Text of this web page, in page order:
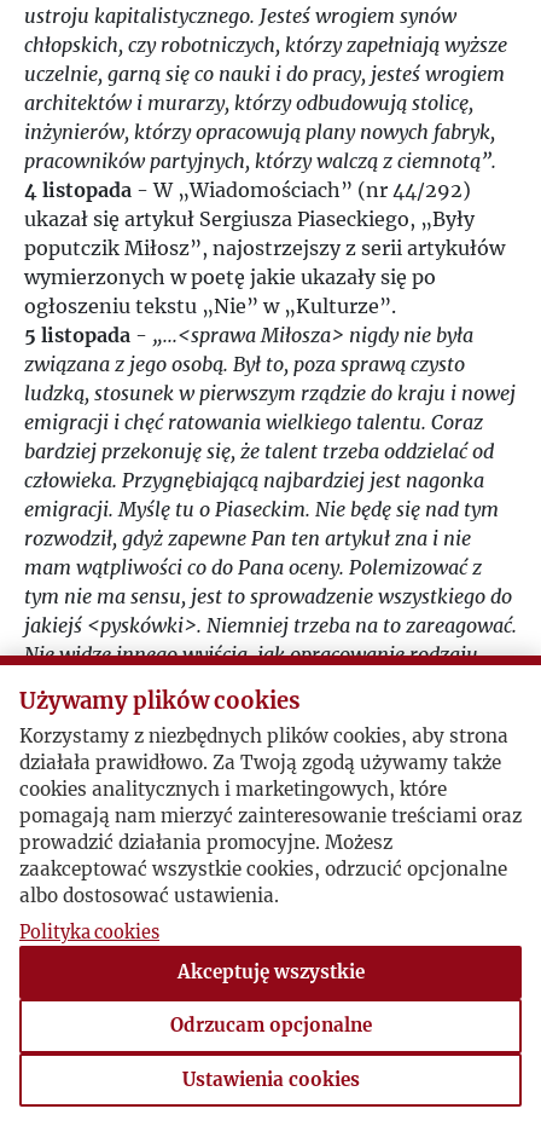
ustroju kapitalistycznego. Jesteś wrogiem synów
chłopskich, czy robotniczych, którzy zapełniają wyższe
uczelnie, garną się co nauki i do pracy, jesteś wrogiem
architektów i murarzy, którzy odbudowują stolicę,
inżynierów, którzy opracowują plany nowych fabryk,
pracowników partyjnych, którzy walczą z ciemnotą”.
4 listopada - W „Wiadomościach” (nr 44/292)
ukazał się artykuł Sergiusza Piaseckiego, „Były
poputczik Miłosz”, najostrzejszy z serii artykułów
wymierzonych w poetę jakie ukazały się po
ogłoszeniu tekstu „Nie” w „Kulturze”.
5 listopada - „...<sprawa Miłosza> nigdy nie była
związana z jego osobą. Był to, poza sprawą czysto
ludzką, stosunek w pierwszym rządzie do kraju i nowej
emigracji i chęć ratowania wielkiego talentu. Coraz
bardziej przekonuję się, że talent trzeba oddzielać od
człowieka. Przygnębiającą najbardziej jest nagonka
emigracji. Myślę tu o Piaseckim. Nie będę się nad tym
rozwodził, gdyż zapewne Pan ten artykuł zna i nie
mam wątpliwości co do Pana oceny. Polemizować z
tym nie ma sensu, jest to sprowadzenie wszystkiego do
jakiejś <pyskówki>. Niemniej trzeba na to zareagować.
Nie widzę innego wyjścia, jak opracowanie rodzaju
deklaracji czy oświadczenia w sprawie stosunku di
nowej emigracji i konieczności uczciwości w życiu
społecznym i politycznym.”
J. Giedroyc do S.Vincenza.
9 listopada-„Jedyna ewolucja polityczna, którą
przeszedłem, to dojście do przekonania, że w obecnej
sytuacji, w obliczu konfliktu dwóch imperiów, możemy
i musimy grać z Ameryką, gdyż to daje nam największe
szanse. Grać z Ameryką, ale bynajmniej nie stawać się
jej ślepym narzędziem czy agentem. /.../ naszą
koncepcją jest, by <Kultura> była i <ośrodkiem
poszukującym>, rewią intelektualną , i w pewnym
sensie również ośrodkiem politycznym, koło którego
będą narastały w miarę dojrzewania i aktualności, a
przede wszystkim ludzi, różne prace, jak właśnie
Używamy plików cookies
Korzystamy z niezbędnych plików cookies, aby strona
działała prawidłowo. Za Twoją zgodą używamy także
cookies analitycznych i marketingowych, które
pomagają nam mierzyć zainteresowanie treściami oraz
prowadzić działania promocyjne. Możesz
zaakceptować wszystkie cookies, odrzucić opcjonalne
albo dostosować ustawienia.
Polityka cookies
Akceptuję wszystkie
Odrzucam opcjonalne
Ustawienia cookies
Ustawienia cookies